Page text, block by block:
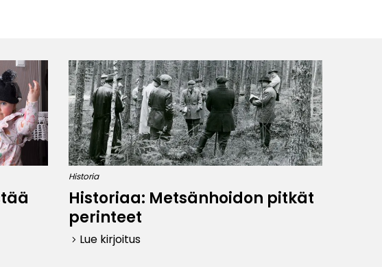
Historia
Historiaa: Metsänhoidon pitkät
perinteet
keyboard_arrow_right Lue kirjoitus